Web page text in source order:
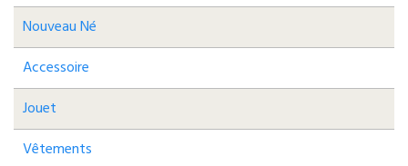
Nouveau Né
Accessoire
Jouet
Vêtements